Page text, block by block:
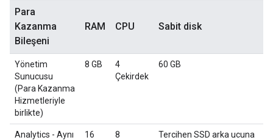
Para
Kazanma
Bileşeni
RAM CPU Sabit disk
Yönetim
Sunucusu
(Para Kazanma
Hizmetleriyle
birlikte)
8 GB
4
Çekirdek
60 GB
Analytics - Aynı
16
8
Tercihen SSD arka ucuna